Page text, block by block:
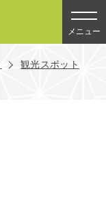
メニュー
観光スポット